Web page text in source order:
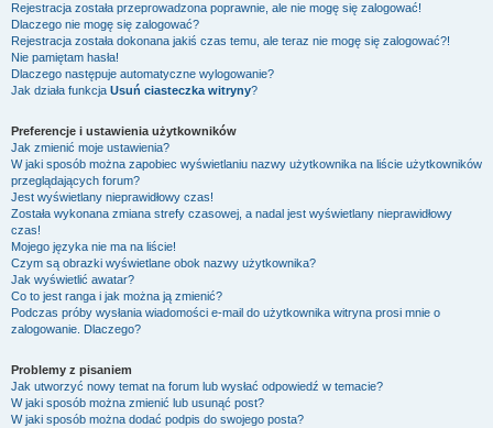
Rejestracja została przeprowadzona poprawnie, ale nie mogę się zalogować!
Dlaczego nie mogę się zalogować?
Rejestracja została dokonana jakiś czas temu, ale teraz nie mogę się zalogować?!
Nie pamiętam hasła!
Dlaczego następuje automatyczne wylogowanie?
Jak działa funkcja Usuń ciasteczka witryny?
Preferencje i ustawienia użytkowników
Jak zmienić moje ustawienia?
W jaki sposób można zapobiec wyświetlaniu nazwy użytkownika na liście użytkowników
przeglądających forum?
Jest wyświetlany nieprawidłowy czas!
Została wykonana zmiana strefy czasowej, a nadal jest wyświetlany nieprawidłowy
czas!
Mojego języka nie ma na liście!
Czym są obrazki wyświetlane obok nazwy użytkownika?
Jak wyświetlić awatar?
Co to jest ranga i jak można ją zmienić?
Podczas próby wysłania wiadomości e-mail do użytkownika witryna prosi mnie o
zalogowanie. Dlaczego?
Problemy z pisaniem
Jak utworzyć nowy temat na forum lub wysłać odpowiedź w temacie?
W jaki sposób można zmienić lub usunąć post?
W jaki sposób można dodać podpis do swojego posta?